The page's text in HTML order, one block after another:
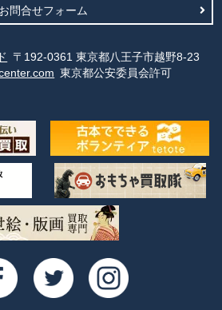
お問合せフォーム
〒192-0361 東京都八王子市越野8-23
東京都公安委員会許可